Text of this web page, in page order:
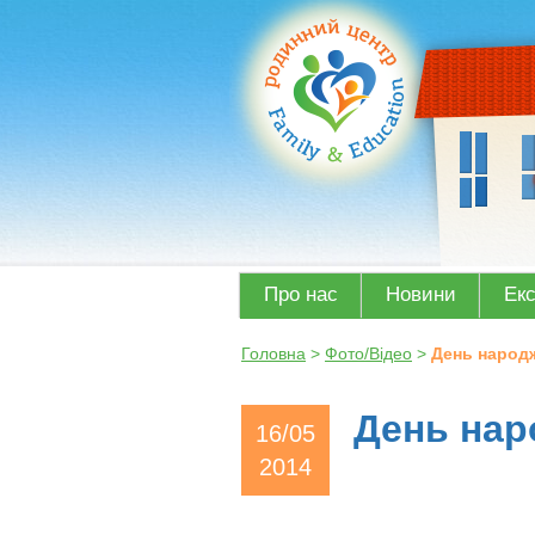
Про нас Новини
Головна > Фото/Відео > День
16/05
2014
День